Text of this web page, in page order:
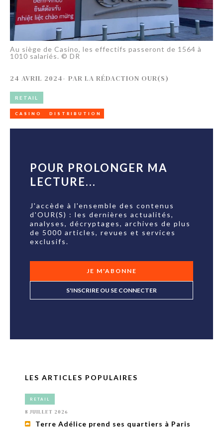
Au siège de Casino, les effectifs passeront de 1564 à
1010 salariés. © DR
24 AVRIL 2024- PAR LA RÉDACTION OUR(S)
RETAIL
CASINO DISTRIBUTION
POUR PROLONGER MA
LECTURE...
J'accède à l'ensemble des contenus
d'OUR(S) : les dernières actualités,
analyses, décryptages, archives de plus
de 5000 articles, revues et services
exclusifs.
JE M'ABONNE
S'INSCRIRE OU SE CONNECTER
LES ARTICLES POPULAIRES
RETAIL
8 JUILLET 2026
Terre Adélice prend ses quartiers à Paris